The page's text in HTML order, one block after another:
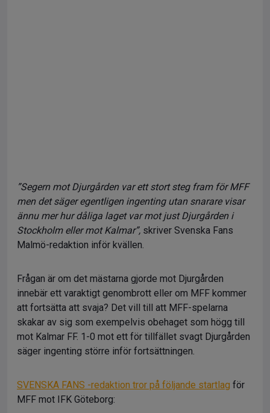
”Segern mot Djurgården var ett stort steg fram för MFF
men det säger egentligen ingenting utan snarare visar
ännu mer hur dåliga laget var mot just Djurgården i
Stockholm eller mot Kalmar”, skriver Svenska Fans
Malmö-redaktion inför kvällen.
Frågan är om det mästarna gjorde mot Djurgården
innebär ett varaktigt genombrott eller om MFF kommer
att fortsätta att svaja? Det vill till att MFF-spelarna
skakar av sig som exempelvis obehaget som högg till
mot Kalmar FF. 1-0 mot ett för tillfället svagt Djurgården
säger ingenting större inför fortsättningen.
SVENSKA FANS -redaktion tror på följande startlag för
MFF mot IFK Göteborg: